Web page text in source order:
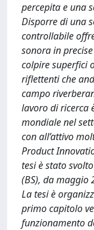
percepita e una
Disporre di una
controllabile
sonora in
colpire superfici
riflettenti che
campo
lavoro di ricerca
mondiale nel
con all’attivo
Product
tesi è stato
(BS), da maggio
La tesi è
primo capitolo
funzionamento